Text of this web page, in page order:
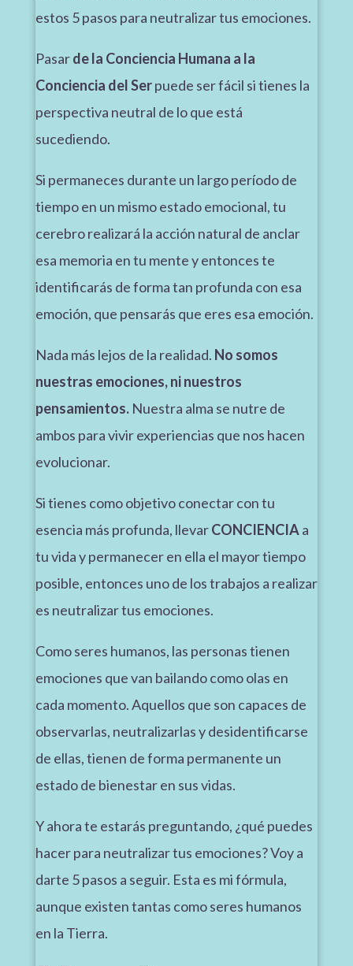
estos 5 pasos para neutralizar tus emociones.
Pasarde la Conciencia Humana a la
Conciencia del Serpuede ser fácil si tienes la
perspectiva neutral de lo que está
sucediendo.
Si permaneces durante un largo período de
tiempo en un mismo estado emocional, tu
cerebro realizará la acción natural de anclar
esa memoria en tu mente y entonces te
identificarás de forma tan profunda con esa
emoción, que pensarás que eres esa emoción.
Nada más lejos de la realidad. No somos
nuestras emociones, ni nuestros
pensamientos.Nuestra alma se nutre de
ambos para vivir experiencias que nos hacen
evolucionar.
Si tienes como objetivo conectar con tu
esencia más profunda, llevarCONCIENCIAa
tu vida y permanecer en ella el mayor tiempo
posible, entonces uno de los trabajos a realizar
es neutralizar tus emociones.
Como seres humanos, las personas tienen
emociones que van bailando como olas en
cada momento. Aquellos que son capaces de
observarlas, neutralizarlas y desidentificarse
de ellas, tienen de forma permanente un
estado de bienestar en sus vidas.
Y ahora te estarás preguntando, ¿qué puedes
hacer para neutralizar tus emociones? Voy a
darte 5 pasos a seguir. Esta es mi fórmula,
aunque existen tantas como seres humanos
en la Tierra.